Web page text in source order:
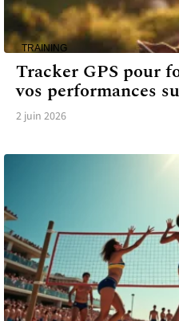
TRAINING
Tracker GPS pour
vos performances
2 juin 2026